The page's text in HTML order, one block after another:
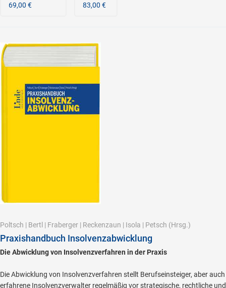
69,00 €
83,00 €
Poltsch | Bertl | Fraberger | Reckenzaun | Isola | Petsch (Hrsg.)
Praxishandbuch Insolvenzabwicklung
Die Abwicklung von Insolvenzverfahren in der Praxis
Die Abwicklung von Insolvenzverfahren stellt Berufseinsteiger, aber auch
erfahrene Insolvenzverwalter regelmäßig vor strategische, rechtliche und